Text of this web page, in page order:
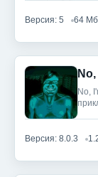
Версия: 5 64 Мб
No,
Версия: 8.0.3